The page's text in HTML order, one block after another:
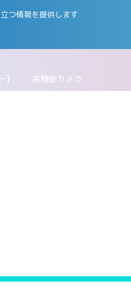
つ情報を提供します
リ五
高機能カメラ